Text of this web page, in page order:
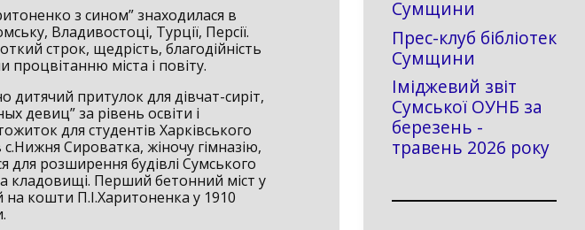
з сином” знаходилася в
Владивостоці, Турції, Персії.
строк, щедрість, благодійність
міста і повіту.
притулок для дівчат-сиріт,
девиц” за рівень освіти і
для студентів Харківського
Сироватка, жіночу гімназію,
для розширення будівлі Сумського
кладовищі. Перший бетонний міст у
кошти П.І.Харитоненка у 1910
Сумщини
Прес-клуб бібліотек
Сумщини
Іміджевий звіт
Сумської ОУНБ за
березень -
травень 2026 року